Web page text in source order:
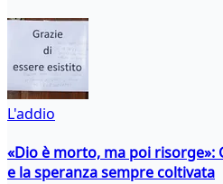
L'addio
«Dio è morto, ma poi risorge»:
e la speranza sempre coltivata